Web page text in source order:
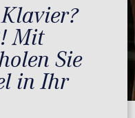
Mit
Sie
in Ihr